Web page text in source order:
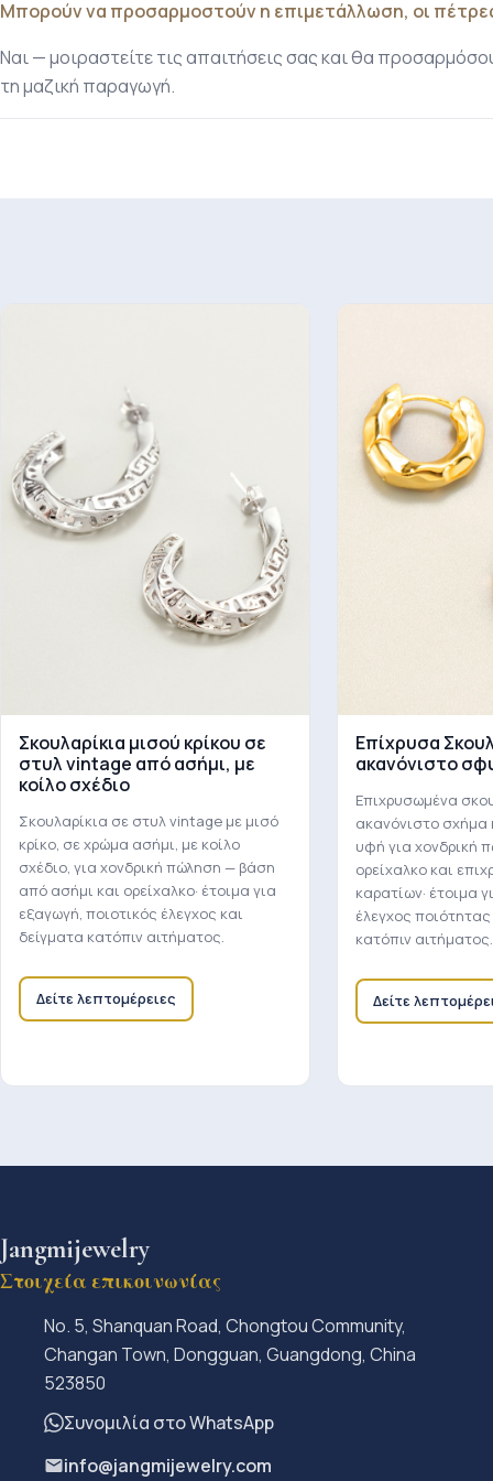
Μπορούν να προσαρμοστούν η επιμετάλλωση, οι
Ναι — μοιραστείτε τις απαιτήσεις σας και θα
τη μαζική παραγωγή.
Σκουλαρίκια μισού κρίκου σε
στυλ vintage από ασήμι, με
κοίλο σχέδιο
Σκουλαρίκια σε στυλ vintage με μισό
κρίκο, σε χρώμα ασήμι, με κοίλο
σχέδιο, για χονδρική πώληση — βάση
από ασήμι και ορείχαλκο· έτοιμα για
εξαγωγή, ποιοτικός έλεγχος και
δείγματα κατόπιν αιτήματος.
Δείτε λεπτομέρειες
Επίχρυσα
ακανόνιστο
Επιχρυσωμένα
ακανόνιστο
υφή για χονδρική
ορείχαλκο και
καρατίων· έτοιμα
έλεγχος
κατόπιν αιτήματος.
Δείτε
Jangmijewelry
Στοιχεία επικοινωνίας
No. 5, Shanquan Road, Chongtou Community,
Changan Town, Dongguan, Guangdong, China
523850
Συνομιλία στο WhatsApp
info@jangmijewelry.com